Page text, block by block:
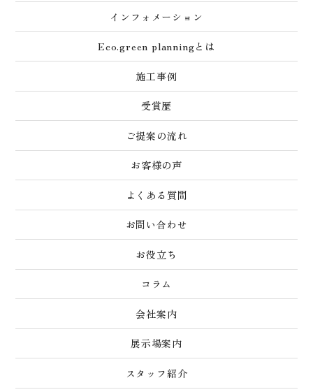
インフォメーション
Eco.green planningとは
施工事例
受賞歴
ご提案の流れ
お客様の声
よくある質問
お問い合わせ
お役立ち
コラム
会社案内
展示場案内
スタッフ紹介